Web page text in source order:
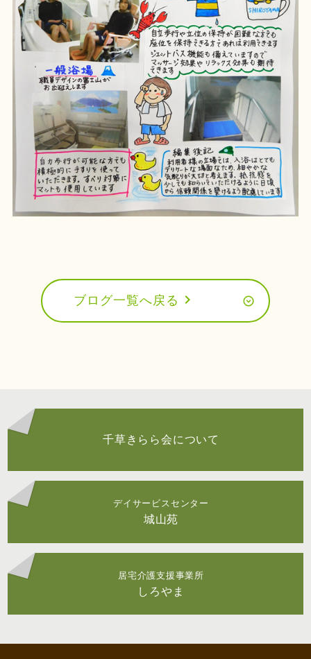
ブログ一覧へ戻る chevron_right
千草きらら会について
デイサービスセンター
城山苑
居宅介護支援事業所
しろやま